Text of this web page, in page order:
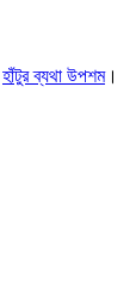
হাঁটুর ব্যথা উপশম।